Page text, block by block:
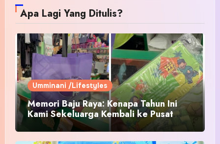
Apa Lagi Yang Ditulis?
Umminani /Lifestyles
Memori Baju Raya: Kenapa Tahun Ini
Kami Sekeluarga Kembali ke Pusat
Pakaian Hari-Hari?